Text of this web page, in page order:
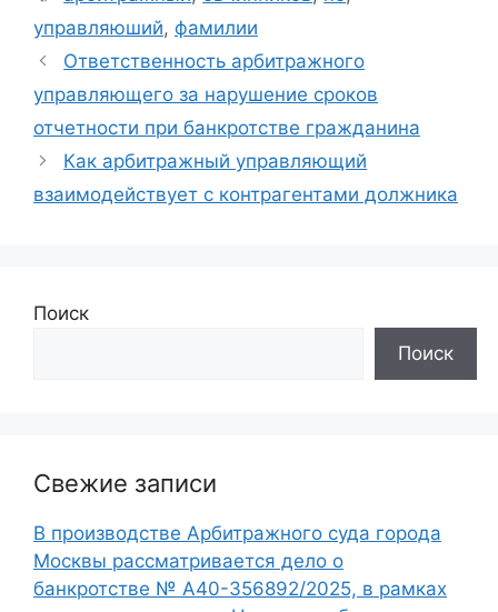
управляюший, фамилии
Ответственность арбитражного
управляющего за нарушение сроков
отчетности при банкротстве гражданина
Как арбитражный управляющий
взаимодействует с контрагентами должника
Поиск
Поиск
Свежие записи
В производстве Арбитражного суда города
Москвы рассматривается дело о
банкротстве № А40-356892/2025, в рамках